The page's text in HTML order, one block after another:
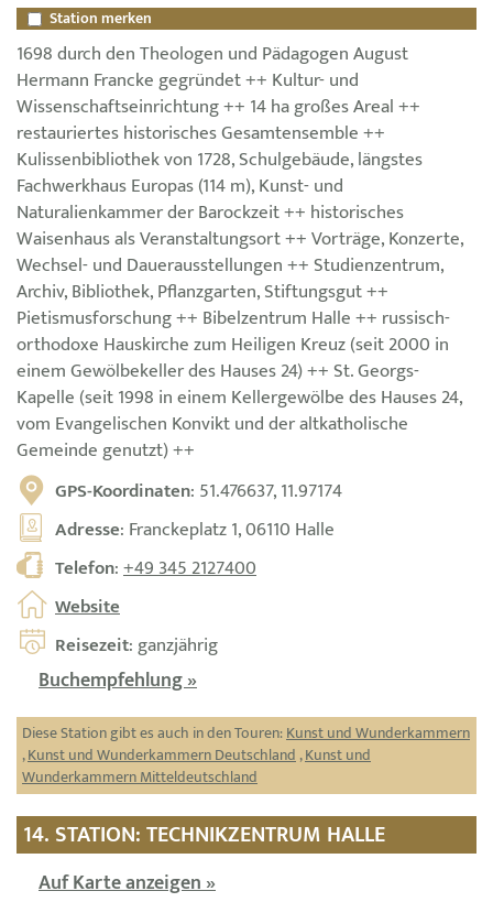
Station merken
1698 durch den Theologen und Pädagogen August
Hermann Francke gegründet ++ Kultur- und
Wissenschaftseinrichtung ++ 14 ha großes Areal ++
restauriertes historisches Gesamtensemble ++
Kulissenbibliothek von 1728, Schulgebäude, längstes
Fachwerkhaus Europas (114 m), Kunst- und
Naturalienkammer der Barockzeit ++ historisches
Waisenhaus als Veranstaltungsort ++ Vorträge, Konzerte,
Wechsel- und Dauerausstellungen ++ Studienzentrum,
Archiv, Bibliothek, Pflanzgarten, Stiftungsgut ++
Pietismusforschung ++ Bibelzentrum Halle ++ russisch-
orthodoxe Hauskirche zum Heiligen Kreuz (seit 2000 in
einem Gewölbekeller des Hauses 24) ++ St. Georgs-
Kapelle (seit 1998 in einem Kellergewölbe des Hauses 24,
vom Evangelischen Konvikt und der altkatholische
Gemeinde genutzt) ++
GPS-Koordinaten: 51.476637, 11.97174
Adresse: Franckeplatz 1, 06110 Halle
Telefon:+49 345 2127400
Website
Reisezeit: ganzjährig
Buchempfehlung »
Diese Station gibt es auch in den Touren:Kunst und Wunderkammern
,Kunst und Wunderkammern Deutschland,Kunst und
Wunderkammern Mitteldeutschland
14. STATION: TECHNIKZENTRUM HALLE
Auf Karte anzeigen »